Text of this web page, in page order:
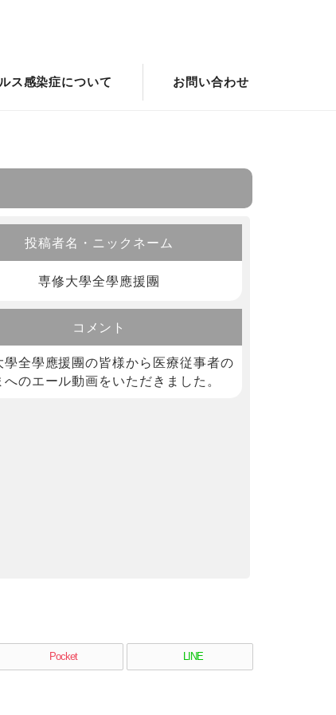
ス感染症について お問い合わせ
投稿者名・ニックネーム
専修大學全學應援團
コメント
學全學應援團の皆様から医療従事者の
のエール動画をいただきました。
Pocket LINE